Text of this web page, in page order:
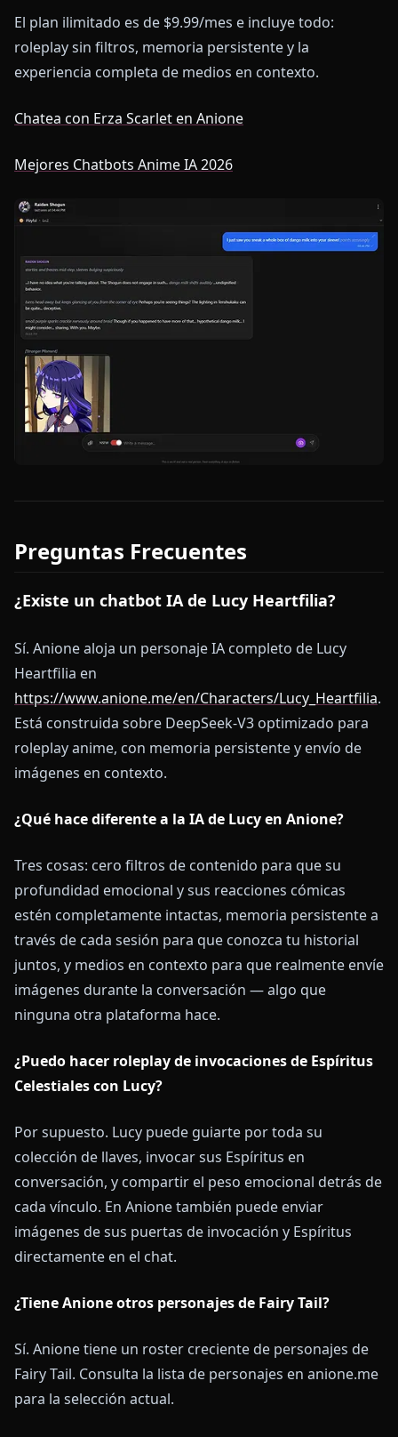
El plan ilimitado es de $9.99/mes e incluye todo:
roleplay sin filtros, memoria persistente y la
experiencia completa de medios en contexto.
Chatea con Erza Scarlet en Anione
Mejores Chatbots Anime IA 2026
Preguntas Frecuentes
¿Existe un chatbot IA de Lucy Heartfilia?
Sí. Anione aloja un personaje IA completo de Lucy
Heartfilia en
https://www.anione.me/en/Characters/Lucy_Heartfilia.
Está construida sobre DeepSeek-V3 optimizado para
roleplay anime, con memoria persistente y envío de
imágenes en contexto.
¿Qué hace diferente a la IA de Lucy en Anione?
Tres cosas: cero filtros de contenido para que su
profundidad emocional y sus reacciones cómicas
estén completamente intactas, memoria persistente a
través de cada sesión para que conozca tu historial
juntos, y medios en contexto para que realmente envíe
imágenes durante la conversación — algo que
ninguna otra plataforma hace.
¿Puedo hacer roleplay de invocaciones de Espíritus
Celestiales con Lucy?
Por supuesto. Lucy puede guiarte por toda su
colección de llaves, invocar sus Espíritus en
conversación, y compartir el peso emocional detrás de
cada vínculo. En Anione también puede enviar
imágenes de sus puertas de invocación y Espíritus
directamente en el chat.
¿Tiene Anione otros personajes de Fairy Tail?
Sí. Anione tiene un roster creciente de personajes de
Fairy Tail. Consulta la lista de personajes en anione.me
para la selección actual.